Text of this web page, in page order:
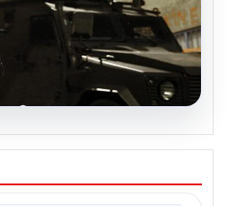
DAEŞ’e Karşı Geniş